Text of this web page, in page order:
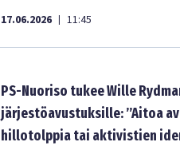
17.06.2026 | 11:45
PS-Nuoriso tukee Wille
järjestöavustuksille: ”Aitoa
hillotolppia tai aktivistien